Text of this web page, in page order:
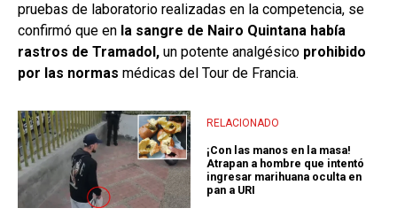
pruebas de laboratorio realizadas en la competencia, se
confirmó que en la sangre de Nairo Quintana había
rastros de Tramadol, un potente analgésico prohibido
por las normas médicas del Tour de Francia.
RELACIONADO
¡Con las manos en la masa!
Atrapan a hombre que intentó
ingresar marihuana oculta en
pan a URI